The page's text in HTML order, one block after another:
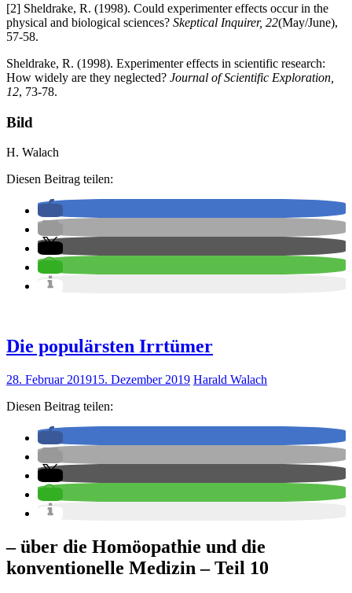
[2] Sheldrake, R. (1998). Could experimenter effects occur in the
physical and biological sciences? Skeptical Inquirer, 22(May/June),
57-58.
Sheldrake, R. (1998). Experimenter effects in scientific research:
How widely are they neglected? Journal of Scientific Exploration,
12, 73-78.
Bild
H. Walach
Diesen Beitrag teilen:
Die populärsten Irrtümer
28. Februar 201915. Dezember 2019 Harald Walach
Diesen Beitrag teilen:
– über die Homöopathie und die
konventionelle Medizin – Teil 10